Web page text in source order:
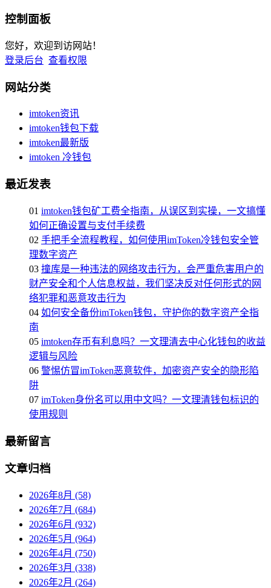
控制面板
您好，欢迎到访网站！
登录后台 查看权限
网站分类
imtoken资讯
imtoken钱包下载
imtoken最新版
imtoken 冷钱包
最近发表
01 imtoken钱包矿工费全指南，从误区到实操，一文搞懂
如何正确设置与支付手续费
02 手把手全流程教程，如何使用imToken冷钱包安全管
理数字资产
03 撞库是一种违法的网络攻击行为，会严重危害用户的
财产安全和个人信息权益，我们坚决反对任何形式的网
络犯罪和恶意攻击行为
04 如何安全备份imToken钱包，守护你的数字资产全指
南
05 imtoken存币有利息吗？一文理清去中心化钱包的收益
逻辑与风险
06 警惕仿冒imToken恶意软件，加密资产安全的隐形陷
阱
07 imToken身份名可以用中文吗？一文理清钱包标识的
使用规则
最新留言
文章归档
2026年8月 (58)
2026年7月 (684)
2026年6月 (932)
2026年5月 (964)
2026年4月 (750)
2026年3月 (338)
2026年2月 (264)